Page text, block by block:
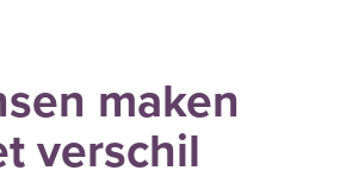
maken
verschil